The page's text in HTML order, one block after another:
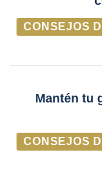
CONSEJOS
Mantén tu
CONSEJOS